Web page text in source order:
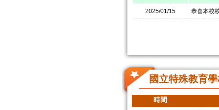
2025/01/15 恭喜本校
國立特殊教育
時間